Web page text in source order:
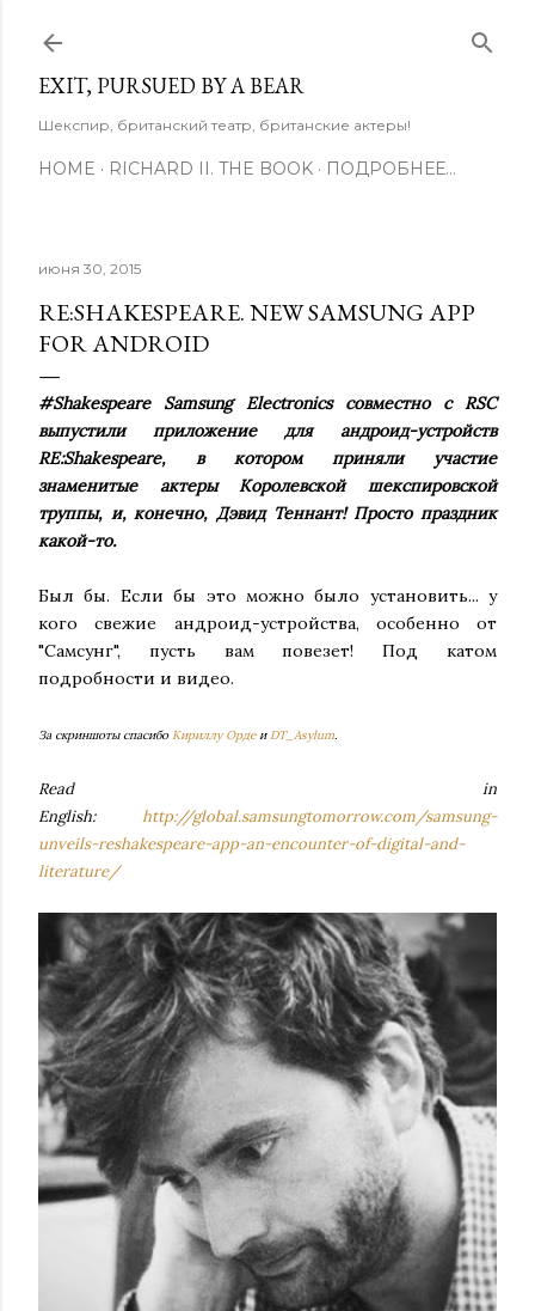
EXIT, PURSUED BY A BEAR
Шекспир, британский театр, британские актеры!
HOME RICHARD II. THE BOOK ПОДРОБНЕЕ…
июня 30, 2015
RE:SHAKESPEARE. NEW SAMSUNG APP
FOR ANDROID
#Shakespeare Samsung Electronics совместно с RSC
выпустили приложение для андроид-устройств
RE:Shakespeare, в котором приняли участие
знаменитые актеры Королевской шекспировской
труппы, и, конечно, Дэвид Теннант! Просто праздник
какой-то.
Был бы. Если бы это можно было установить... у
кого свежие андроид-устройства, особенно от
"Самсунг", пусть вам повезет! Под катом
подробности и видео.
За скриншоты спасибоКириллу ОрдеиDT_Asylum.
Read in
English: http://global.samsungtomorrow.com/samsung-
unveils-reshakespeare-app-an-encounter-of-digital-and-
literature/